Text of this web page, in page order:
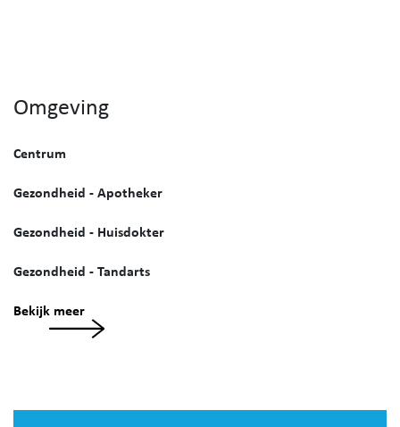
Omgeving
Centrum
Gezondheid - Apotheker
Gezondheid - Huisdokter
Gezondheid - Tandarts
Bekijk meer